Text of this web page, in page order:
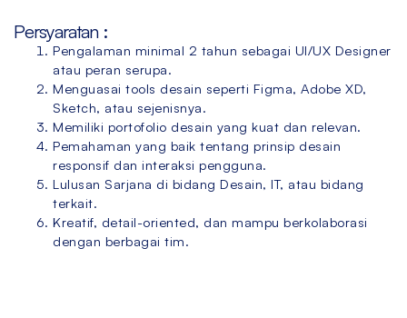
Persyaratan :
Pengalaman minimal 2 tahun sebagai UI/UX Designer
atau peran serupa.
Menguasai tools desain seperti Figma, Adobe XD,
Sketch, atau sejenisnya.
Memiliki portofolio desain yang kuat dan relevan.
Pemahaman yang baik tentang prinsip desain
responsif dan interaksi pengguna.
Lulusan Sarjana di bidang Desain, IT, atau bidang
terkait.
Kreatif, detail-oriented, dan mampu berkolaborasi
dengan berbagai tim.